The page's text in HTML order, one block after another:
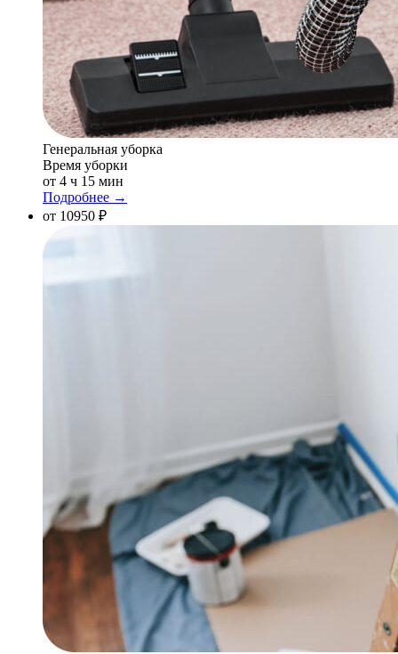
Генеральная уборка
Время уборки
от 4 ч 15 мин
Подробнее →
от 10950 ₽